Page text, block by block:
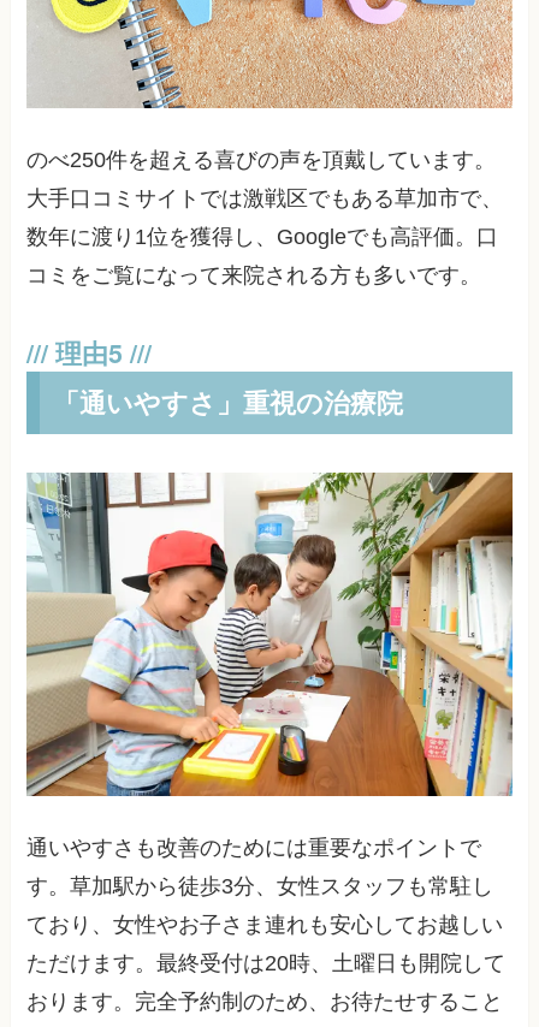
のべ250件を超える喜びの声を頂戴しています。
大手口コミサイトでは激戦区でもある草加市で、
数年に渡り1位を獲得し、Googleでも高評価。口
コミをご覧になって来院される方も多いです。
「通いやすさ」重視の治療院
通いやすさも改善のためには重要なポイントで
す。草加駅から徒歩3分、女性スタッフも常駐し
ており、女性やお子さま連れも安心してお越しい
ただけます。最終受付は20時、土曜日も開院して
おります。完全予約制のため、お待たせすること